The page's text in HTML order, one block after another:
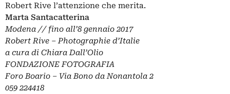
Robert Rive l’attenzione che merita.
Marta Santacatterina
Modena // fino all’8 gennaio 2017
Robert Rive – Photographie d’Italie
a cura di Chiara Dall’Olio
FONDAZIONE FOTOGRAFIA
Foro Boario – Via Bono da Nonantola 2
059 224418